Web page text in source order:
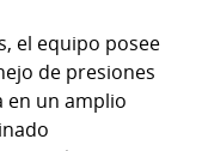
el equipo posee
de presiones
en un amplio